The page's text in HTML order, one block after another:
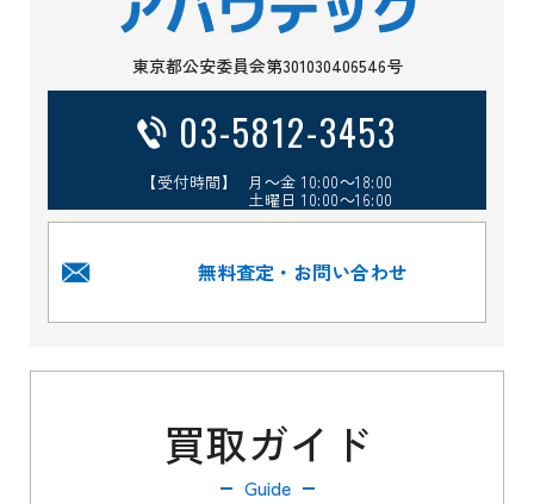
東京都公安委員会第301030406546号
03-5812-3453
【受付時間】 月～金 10:00～18:00
土曜日 10:00～16:00
無料査定・お問い合わせ
買取ガイド
Guide